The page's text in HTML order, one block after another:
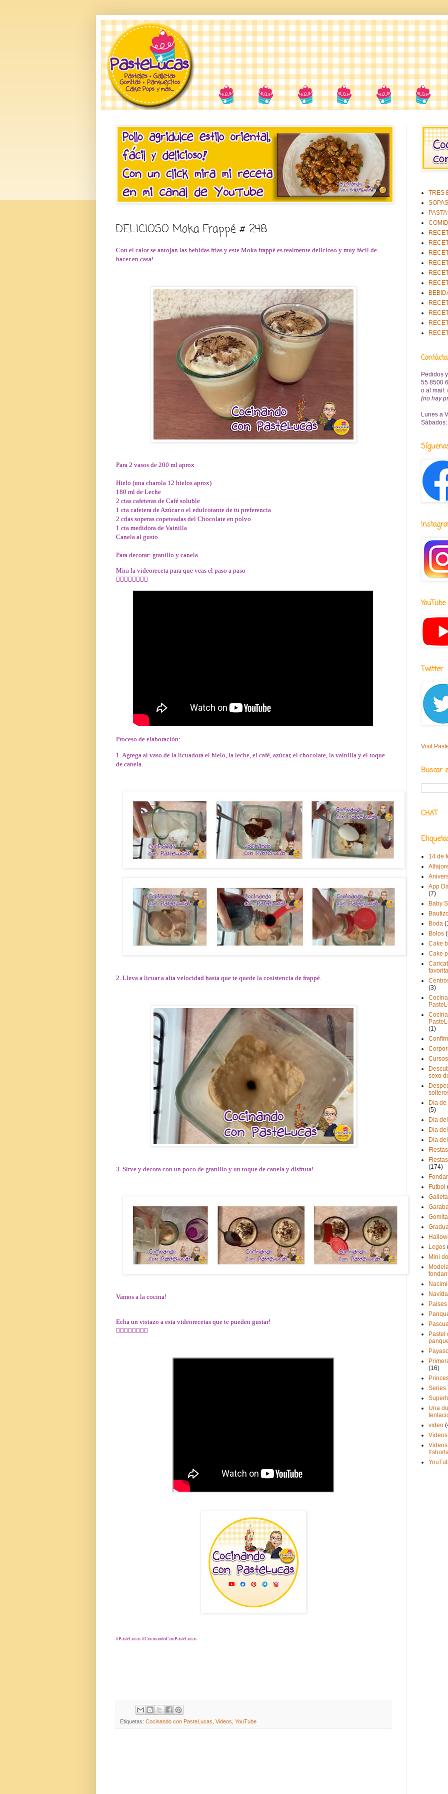
DELICIOSO Moka Frappé # 248
Con el calor se antojan las bebidas frías y este Moka frappé es realmente delicioso y muy fácil de
hacer en casa!
Para 2 vasos de 200 ml aprox
Hielo (una charola 12 hielos aprox)
180 ml de Leche
2 ctas cafeteras de Café soluble
1 cta cafetera de Azúcar o el edulcotante de tu preferencia
2 cdas soperas copeteadas del Chocolate en polvo
1 cta medidora de Vainilla
Canela al gusto
Para decorar: granillo y canela
Mira la videoreceta para que veas el paso a paso
👇🏻👇🏻👇🏻👇🏻
Proceso de elaboración:
1. Agrega al vaso de la licuadora el hielo, la leche, el café, azúcar, el chocolate, la vainilla y el toque
de canela.
2. Lleva a licuar a alta velocidad hasta que te quede la cosistencia de frappé.
3. Sirve y decora con un poco de granillo y un toque de canela y disfruta!
Vamos a la cocina!
Echa un vistazo a esta videorecetas que te pueden gustar!
👇🏻👇🏻👇🏻👇🏻
#PasteLucas #CocinandoConPasteLucas
Etiquetas: Cocinando con PasteLucas Videos YouTube
TRES
SOPAS
Pedidos
55 8500
o al mail :
(no hay
Lunes a
YouTube
Twitter
Visit
Buscar
CHAT
14 de
App
(7)
Baby
Boda
Bolos
Cake
Cake
(3)
(1)
Cursos
sexo
Día
(5)
Día
Día
Día
(174)
Futbol
Legos
Mini
Paises
Pastel
(16)
Series
Una
video
Videos
#shorts